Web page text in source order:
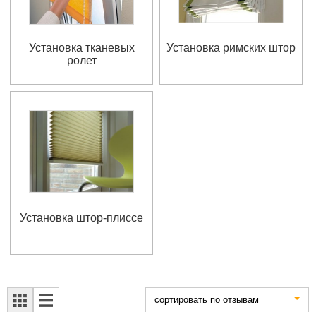
Установка тканевых
ролет
Установка римских штор
Установка штор-плиссе
cортировать по отзывам